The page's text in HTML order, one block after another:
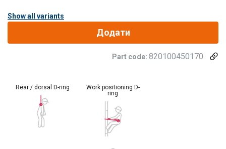
Show all variants
Додати
Part code: 820100450170
Rear / dorsal D-ring
Work positioning D-
ring